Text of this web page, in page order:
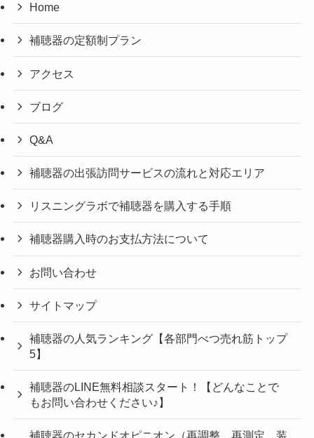
Home
補聴器の定額制プラン
アクセス
ブログ
Q&A
補聴器の出張訪問サービスの流れと対応エリア
リスニングラボで補聴器を購入する手順
補聴器購入時のお支払方法について
お問い合わせ
サイトマップ
補聴器の人気ランキング【各部門べつ売れ筋トップ
5】
補聴器のLINE無料相談スタート！【どんなことで
もお問い合わせください♪】
補聴器のセカンドオピニオン（再調整、再測定、装